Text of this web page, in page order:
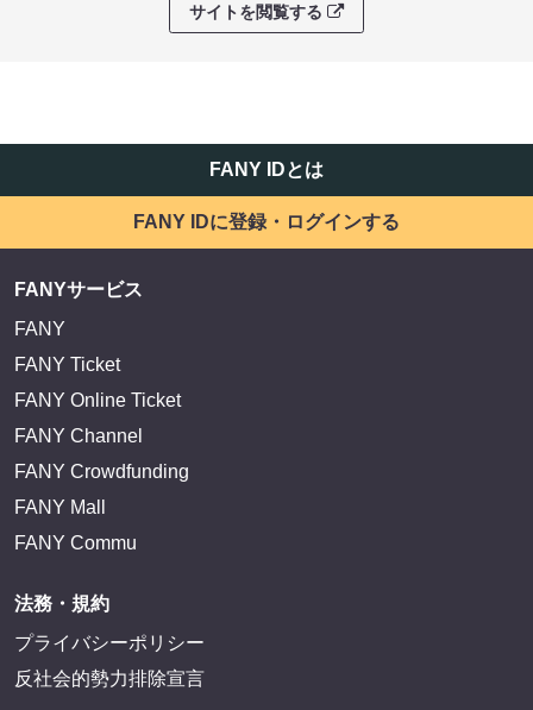
サイトを閲覧する
FANY IDとは
FANY IDに登録・ログインする
FANYサービス
FANY
FANY Ticket
FANY Online Ticket
FANY Channel
FANY Crowdfunding
FANY Mall
FANY Commu
法務・規約
プライバシーポリシー
反社会的勢力排除宣言